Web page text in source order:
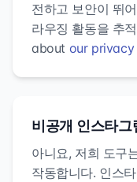
전하고 보안이 뛰
라우징 활동을 추
about our
비공개 인스타그
아니요, 저희 도구
작동합니다. 인스